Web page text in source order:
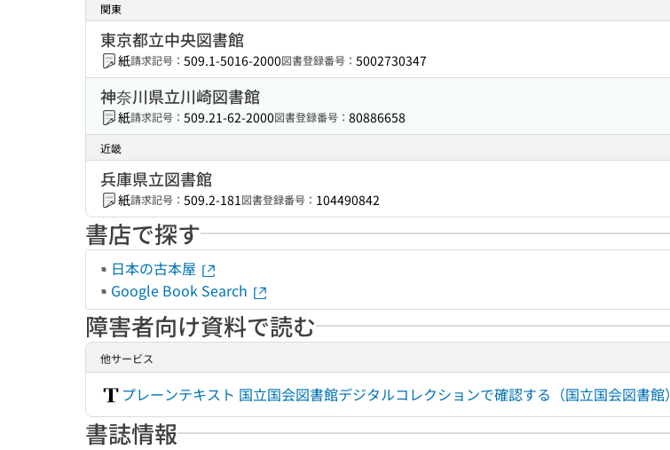
関東
東京都立中央図書館
紙請求記号： 509.1-5016-2000図書登録番号： 5002730347
神奈川県立川崎図書館
紙請求記号： 509.21-62-2000図書登録番号： 80886658
近畿
兵庫県立図書館
紙請求記号： 509.2-181図書登録番号： 104490842
書店で探す
日本の古本屋
Google Book Search
障害者向け資料で読む
他サービス
プレーンテキスト 国立国会図書館デジタルコレクションで確認する（国立国会図書館）
書誌情報